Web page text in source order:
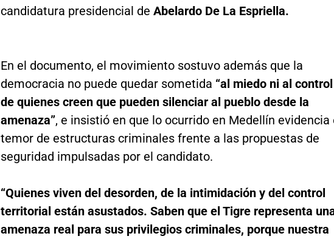
candidatura presidencial de Abelardo De La Espriella.
En el documento, el movimiento sostuvo además que la
democracia no puede quedar sometida “al miedo ni al control
de quienes creen que pueden silenciar al pueblo desde la
amenaza”, e insistió en que lo ocurrido en Medellín evidencia
temor de estructuras criminales frente a las propuestas de
seguridad impulsadas por el candidato.
“Quienes viven del desorden, de la intimidación y del control
territorial están asustados. Saben que el Tigre representa
amenaza real para sus privilegios criminales, porque nuestra